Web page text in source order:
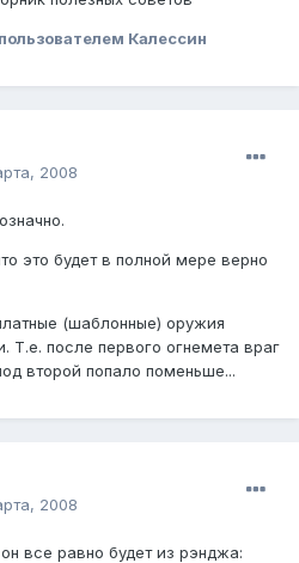
пользователем Калессин
2008
это будет в полной мере верно
(шаблонные) оружия
Т.е. после первого огнемета враг
второй попало поменьше...
2008
все равно будет из рэнджа: